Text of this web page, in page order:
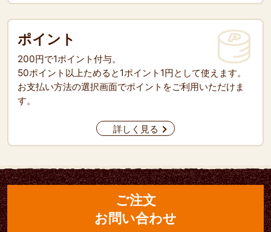
ポイント
200円で1ポイント付与。
50ポイント以上ためると1ポイント1円として使えます。
お支払い方法の選択画面でポイントをご利用いただけま
す。
詳しく見る
ご注文
お問い合わせ